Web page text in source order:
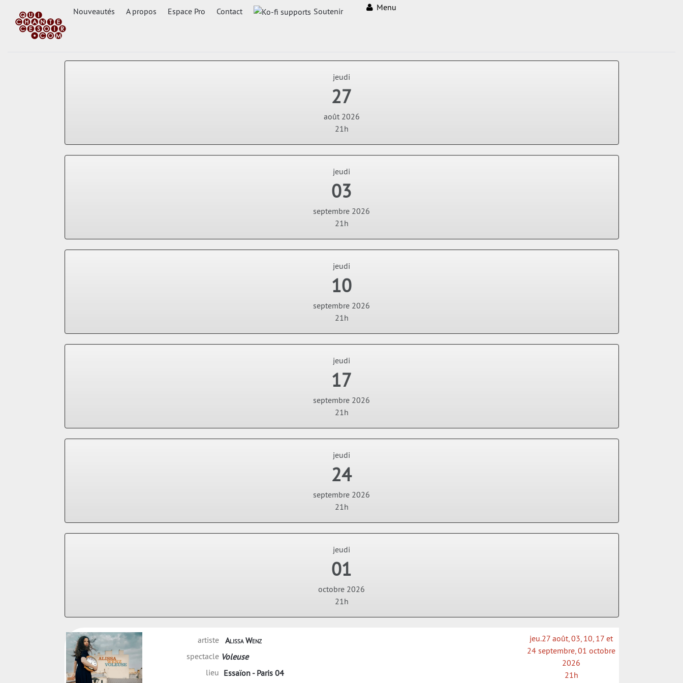
Nouveautés A propos Espace Pro Contact Soutenir Menu
jeudi
27
août 2026
21h
jeudi
03
septembre 2026
21h
jeudi
10
septembre 2026
21h
jeudi
17
septembre 2026
21h
jeudi
24
septembre 2026
21h
jeudi
01
octobre 2026
21h
artiste
Alissa Wenz
spectacle Voleuse
lieu Essaïon - Paris 04
jeu.27 août, 03, 10, 17 et
24 septembre, 01 octobre
2026
21h